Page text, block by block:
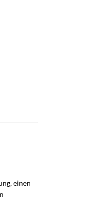
einen